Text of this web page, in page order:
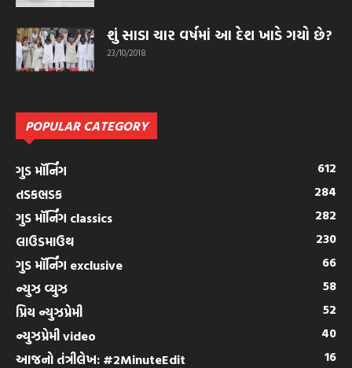
શું સાડા ચાર વર્ષમાં આ દેશ ખાડે ગયો છે?
23/10/2018
POPULAR CATEGORY
ગુડ મૉર્નિંગ
612
તડકભડક
284
ગુડ મૉર્નિંગ classics
282
લાઉડમાઉથ
230
ગુડ મૉર્નિંગ exclusive
66
ન્યુઝ વ્યુઝ
58
પ્રિય ન્યુઝપ્રેમી
52
ન્યુઝપ્રેમી video
40
આજનો તંત્રીલેખ: #2MinuteEdit
16